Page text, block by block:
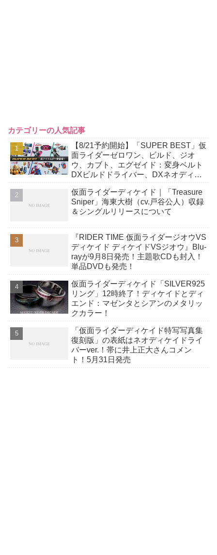
カテゴリーの人気記事
【8/21予約開始】「SUPER BEST」仮
面ライダーゼロワン、ビルド、ジオ
ウ、カブト、エグゼイド：変身ベルト
DXビルドドライバー、DXネオディケ
か12点！
仮面ライダーディケイド｜「Treasure
Sniper」海東大樹（cv.戸谷公人）収録
＆シングルリリースについて
『RIDER TIME 仮面ライダージオウVS
ディケイド ディケイドVSジオウ』Blu-
rayが9月8日発売！主題歌CDも封入！
単品DVDも発売！
仮面ライダーディケイド「SILVER925
リング」12時終了！ディケイドとディ
エンド：マゼンタとシアンのメタリッ
クカラー！
「仮面ライダーディケイド特写写真集
復刻版」の表紙はネオディケイドライ
バーver.！帯に井上正大さんコメン
ト！5月31日発売